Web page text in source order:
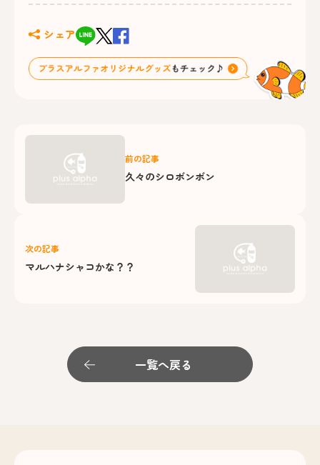
シェア
前の記事
久々のシロボンボン
次の記事
マルハナシャコかな？？
一覧へ戻る